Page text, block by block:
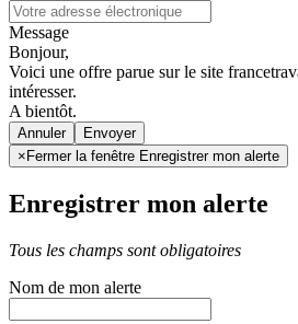
Message
Bonjour,
Voici une offre parue sur le site
intéresser.
A bientôt.
Annuler
× Fermer la fenêtre Enregistrer mon alerte
Enregistrer mon alerte
Tous les champs sont obligatoires
Nom de mon alerte